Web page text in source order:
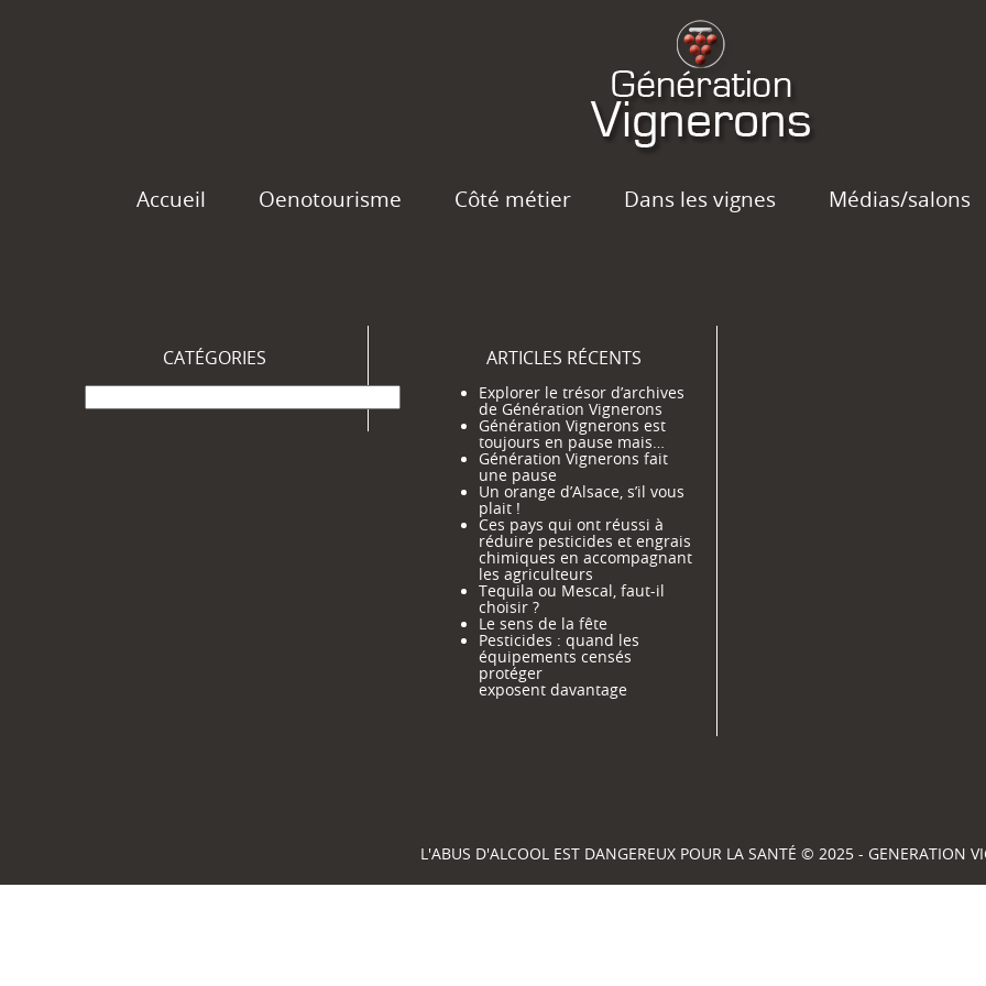
Accueil Oenotourisme Côté métier Dans les vignes Médias/salons
CATÉGORIES
Catégories
ARTICLES RÉCENTS
Explorer le trésor d’archives
de Génération Vignerons
Génération Vignerons est
toujours en pause mais…
Génération Vignerons fait
une pause
Un orange d’Alsace, s’il vous
plait !
Ces pays qui ont réussi à
réduire pesticides et engrais
chimiques en accompagnant
les agriculteurs
Tequila ou Mescal, faut-il
choisir ?
Le sens de la fête
Pesticides : quand les
équipements censés
protéger
exposent davantage
L'ABUS D'ALCOOL EST DANGEREUX POUR LA SANTÉ © 2025 - GENERATION